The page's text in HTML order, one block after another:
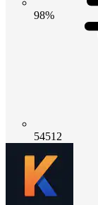
98%
54512